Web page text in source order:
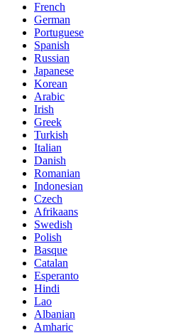
French
German
Portuguese
Spanish
Russian
Japanese
Korean
Arabic
Irish
Greek
Turkish
Italian
Danish
Romanian
Indonesian
Czech
Afrikaans
Swedish
Polish
Basque
Catalan
Esperanto
Hindi
Lao
Albanian
Amharic